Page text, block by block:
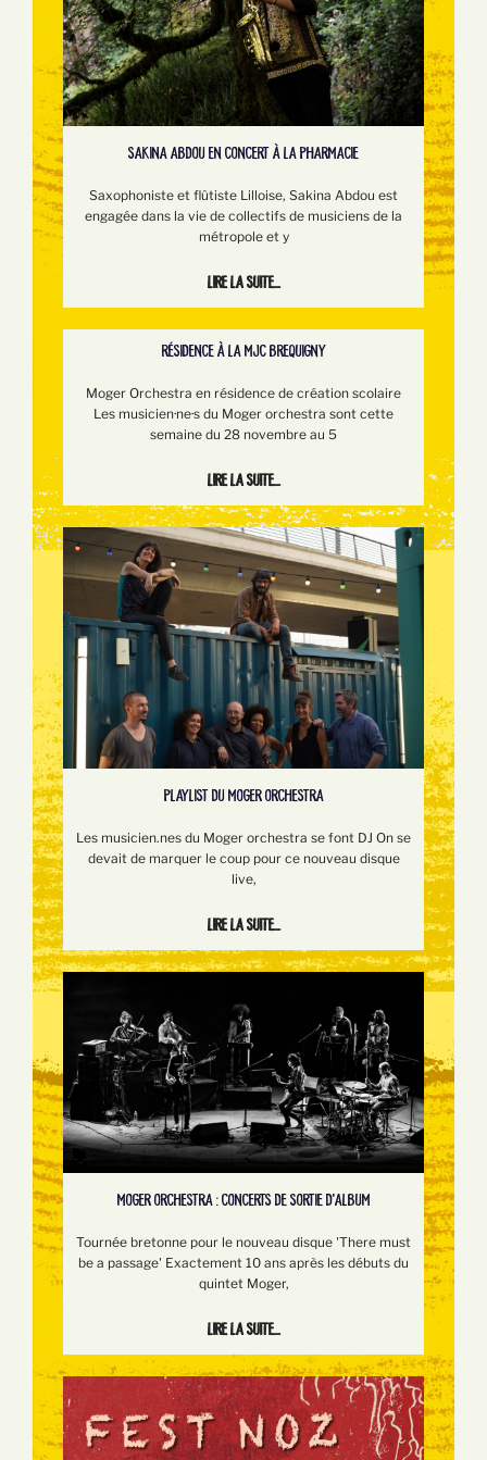
SAKINA ABDOU EN CONCERT À LA PHARMACIE
Saxophoniste et flûtiste Lilloise, Sakina Abdou est
engagée dans la vie de collectifs de musiciens de la
métropole et y
Lire la suite...
RÉSIDENCE À LA MJC BREQUIGNY
Moger Orchestra en résidence de création scolaire
Les musicien·ne·s du Moger orchestra sont cette
semaine du 28 novembre au 5
Lire la suite...
PLAYLIST DU MOGER ORCHESTRA
Les musicien.nes du Moger orchestra se font DJ On se
devait de marquer le coup pour ce nouveau disque
live,
Lire la suite...
MOGER ORCHESTRA : CONCERTS DE SORTIE D'ALBUM
Tournée bretonne pour le nouveau disque 'There must
be a passage' Exactement 10 ans après les débuts du
quintet Moger,
Lire la suite...